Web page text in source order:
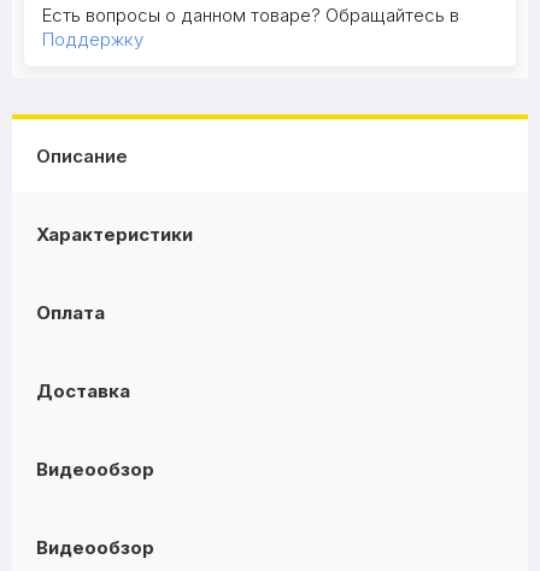
Есть вопросы о данном товаре? Обращайтесь в
Поддержку
Описание
Характеристики
Оплата
Доставка
Видеообзор
Видеообзор